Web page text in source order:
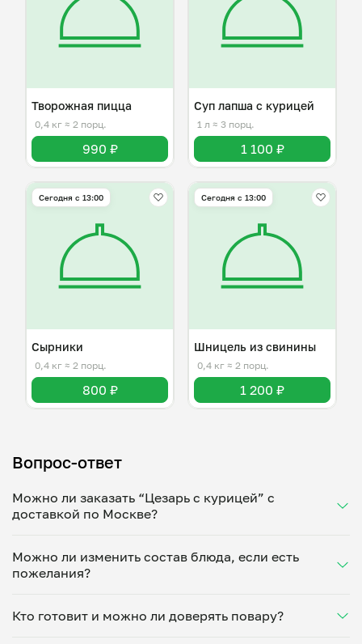
Творожная пицца
0,4 кг ≈ 2 порц.
990 ₽
Суп лапша с курицей
1 л ≈ 3 порц.
1 100 ₽
Сегодня с 13:00
Сырники
0,4 кг ≈ 2 порц.
800 ₽
Сегодня с 13:00
Шницель из свинины
0,4 кг ≈ 2 порц.
1 200 ₽
Вопрос-ответ
Можно ли заказать “Цезарь с курицей” с
доставкой по Москве?
Укажите удобное время — и получите свежее
домашнее блюдо в большой порции прямо с плиты.
минут. Статус заказа отслеживайте в личном
кабинете, а с поваром можно связаться напрямую в
Можно ли изменить состав блюда, если есть
пожелания?
ваши предпочтения: уберет специи, снизит
Кто готовит и можно ли доверять повару?